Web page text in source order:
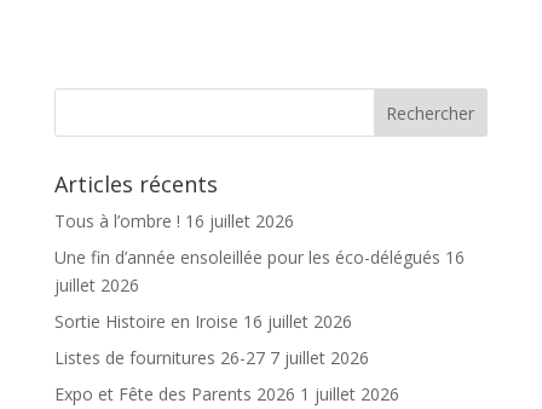
b
k
er l g
Articles récents
Tous à l’ombre ! 16 juillet 2026
Une fin d’année ensoleillée pour les éco-délégués 16
juillet 2026
Sortie Histoire en Iroise 16 juillet 2026
Listes de fournitures 26-27 7 juillet 2026
Expo et Fête des Parents 2026 1 juillet 2026